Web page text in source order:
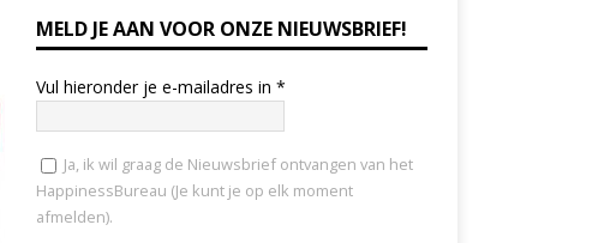
MELD JE AAN VOOR ONZE NIEUWSBRIEF!
Vul hieronder je e-mailadres in *
Ja, ik wil graag de Nieuwsbrief ontvangen van het
HappinessBureau (Je kunt je op elk moment
afmelden).